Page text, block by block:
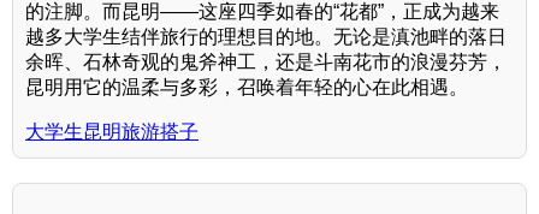
的注脚。而昆明——这座四季如春的“花都”，正成为越来
越多大学生结伴旅行的理想目的地。无论是滇池畔的落日
余晖、石林奇观的鬼斧神工，还是斗南花市的浪漫芬芳，
昆明用它的温柔与多彩，召唤着年轻的心在此相遇。
大学生昆明旅游搭子